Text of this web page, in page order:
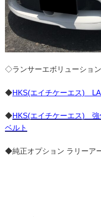
◇ランサーエボリューショ
◆HKS(エイチケーエス)
◆HKS(エイチケーエス) 強
ベルト
◆純正オプション ラリーア